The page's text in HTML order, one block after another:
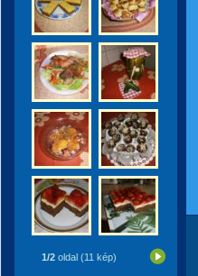
1/2oldal (11 kép)